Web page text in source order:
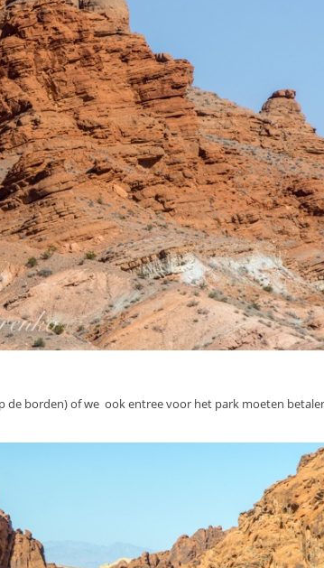
de borden) of we ook entree voor het park moeten